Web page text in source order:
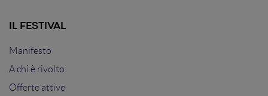
IL FESTIVAL
Manifesto
A chi è rivolto
Offerte attive